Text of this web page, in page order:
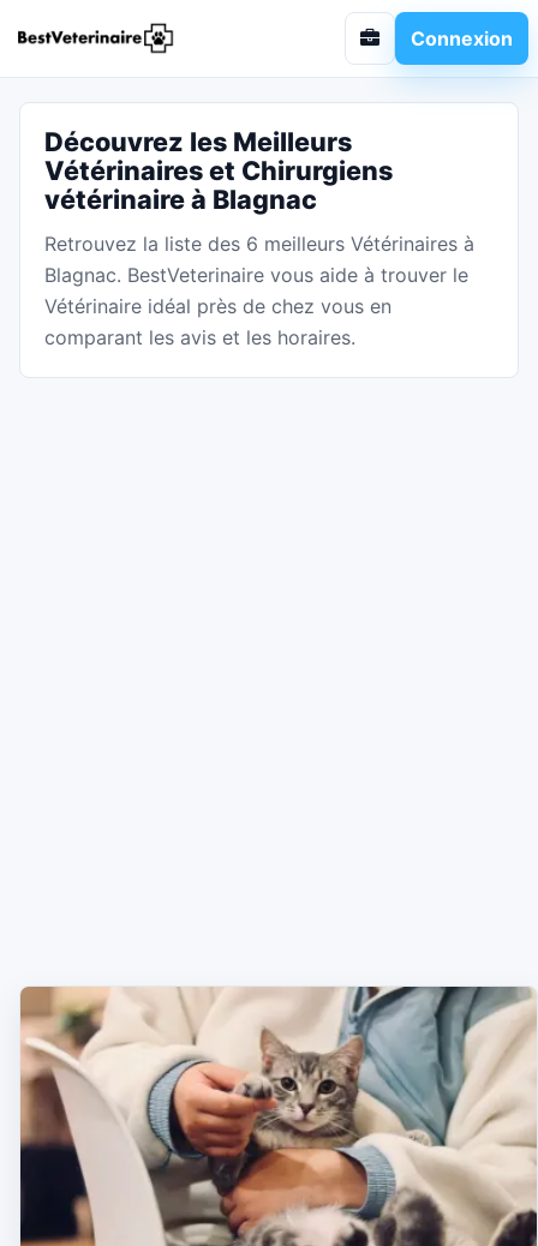
Connexion
Découvrez les Meilleurs
Vétérinaires et Chirurgiens
vétérinaire à Blagnac
Retrouvez la liste des 6 meilleurs Vétérinaires à
Blagnac. BestVeterinaire vous aide à trouver le
Vétérinaire idéal près de chez vous en
comparant les avis et les horaires.